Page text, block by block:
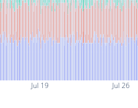
Jul 19 Jul 26